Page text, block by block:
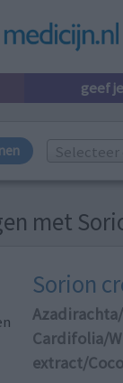
geef
Selecteer
met
Sorion
Cardifolia/
extract/